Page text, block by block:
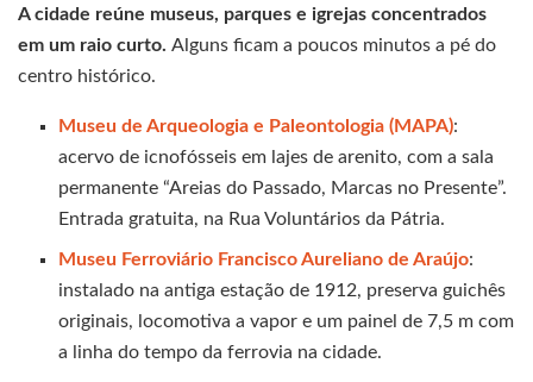
A cidade reúne museus, parques e igrejas concentrados
em um raio curto. Alguns ficam a poucos minutos a pé do
centro histórico.
Museu de Arqueologia e Paleontologia (MAPA):
acervo de icnofósseis em lajes de arenito, com a sala
permanente “Areias do Passado, Marcas no Presente”.
Entrada gratuita, na Rua Voluntários da Pátria.
Museu Ferroviário Francisco Aureliano de Araújo:
instalado na antiga estação de 1912, preserva guichês
originais, locomotiva a vapor e um painel de 7,5 m com
a linha do tempo da ferrovia na cidade.